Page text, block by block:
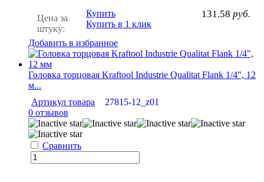
Цена за
штуку:
131.58 руб.
Купить
Купить в 1 клик
Добавить в избранное
Головка торцовая Kraftool Industrie Qualitat Flank 1/4", 12
м...
Артикул товара
27815-12_z01
0 отзывов
Сравнить